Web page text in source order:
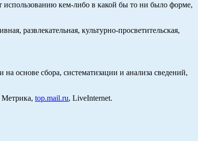
использованию кем-либо в какой бы то ни было форме,
развлекательная, культурно-просветительская,
основе сбора, систематизации и анализа сведений,
Метрика, top.mail.ru, LiveInternet.